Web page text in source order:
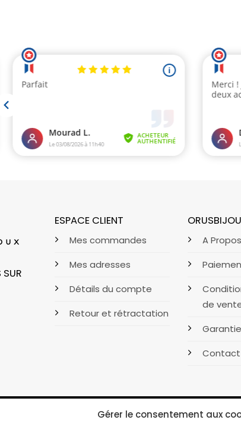
Gérer le consentement aux
ESPACE CLIENT
Mes commandes
Mes adresses
Détails du compte
Retour et rétractation
A Propos
de
Contact